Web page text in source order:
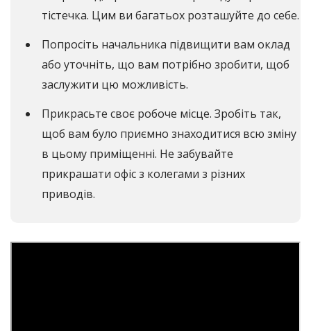
тістечка. Цим ви багатьох розташуйте до себе.
Попросіть начальника підвищити вам оклад
або уточніть, що вам потрібно зробити, щоб
заслужити цю можливість.
Прикрасьте своє робоче місце. Зробіть так,
щоб вам було приємно знаходитися всю зміну
в цьому приміщенні. Не забувайте
прикрашати офіс з колегами з різних
приводів.